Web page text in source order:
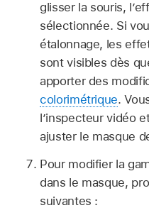
glisser la souris,
sélectionnée. Si
étalonnage, les
sont visibles dès
apporter des
colorimétrique.
l’inspecteur vidéo
ajuster le masque
Pour modifier la
dans le masque,
suivantes :